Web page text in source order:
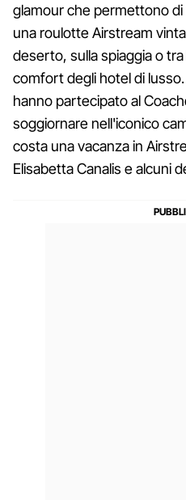
glamour che permettono
una roulotte Airstream
deserto, sulla spiaggia o
comfort degli hotel di
hanno partecipato al
soggiornare nell'iconico
costa una vacanza in
Elisabetta Canalis e alcuni